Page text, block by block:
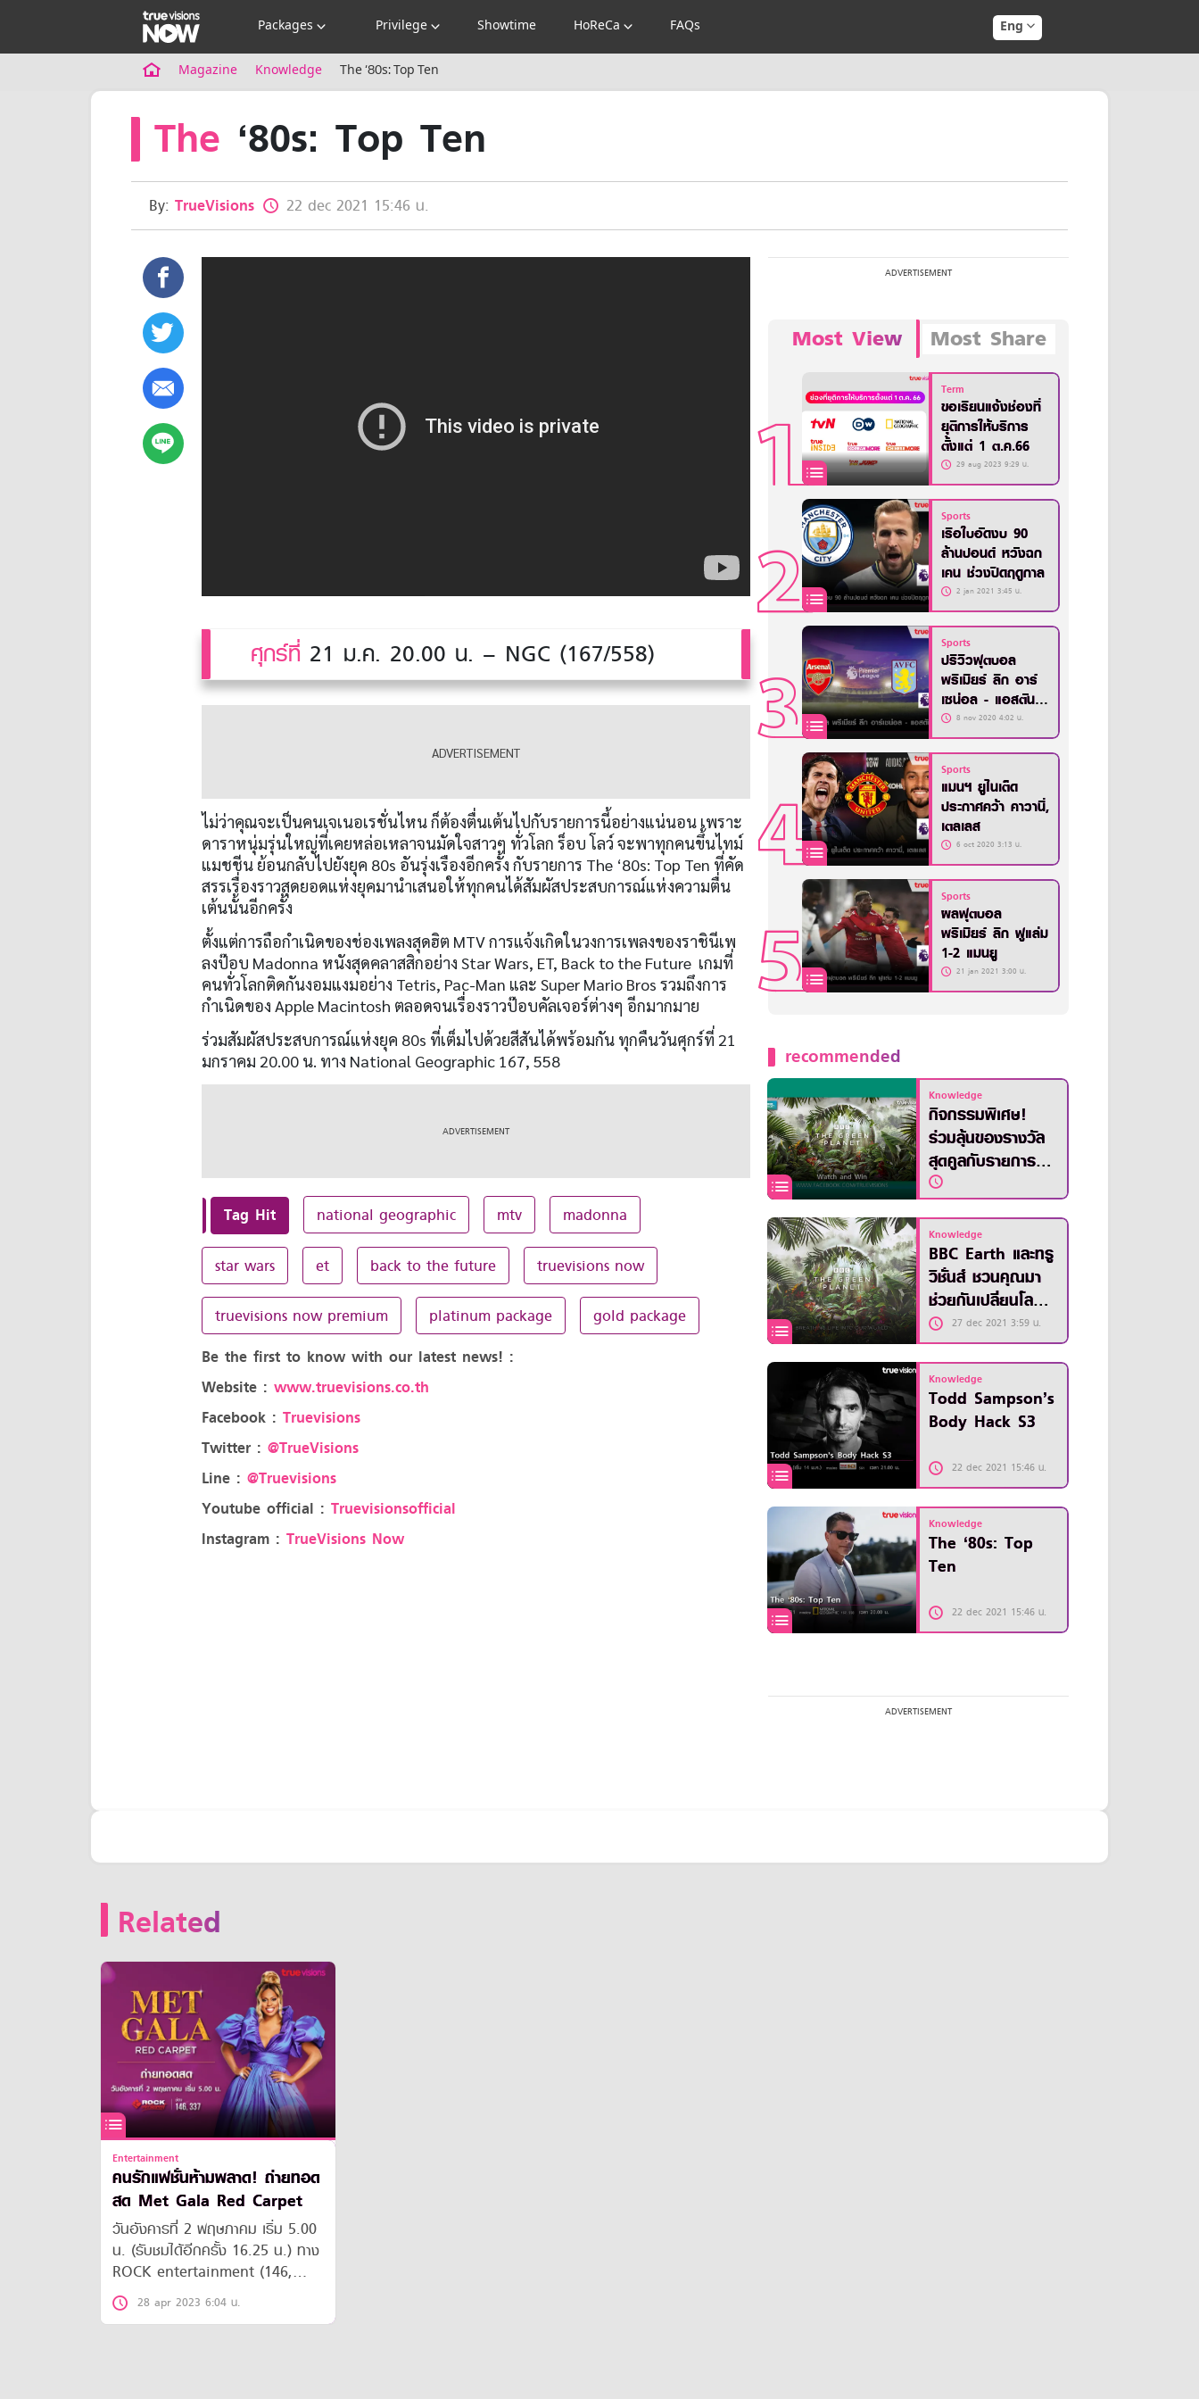
Packages Privilege Showtime HoReCa FAQs Eng
Magazine Knowledge The ‘80s: Top Ten
The ‘80s: Top Ten
By: TrueVisions 22 dec 2021 15:46 น.
ศุกร์ที่ 21 ม.ค. 20.00 น. – NGC (167/558)
ไม่ว่าคุณจะเป็นคนเจเนอเรชั่นไหน ก็ต้องตื่นเต้นไปกับรายการนี้อย่างแน่นอน เพราะ
ดาราหนุ่มรุ่นใหญ่ที่เคยหล่อเหลาจนมัดใจสาวๆ ทั่วโลก ร็อบ โลว์ จะพาทุกคนขึ้นไทม์
แมชชีน ย้อนกลับไปยังยุค 80s อันรุ่งเรืองอีกครั้ง กับรายการ The ‘80s: Top Ten ที่คัด
สรรเรื่องราวสุดยอดแห่งยุคมานำเสนอให้ทุกคนได้สัมผัสประสบการณ์แห่งความตื่น
เต้นนั้นอีกครั้ง
ตั้งแต่การถือกำเนิดของช่องเพลงสุดฮิต MTV การแจ้งเกิดในวงการเพลงของราชินีเพ
ลงป๊อบ Madonna หนังสุดคลาสสิกอย่าง Star Wars, ET, Back to the Future เกมที่
คนทั่วโลกติดกันงอมแงมอย่าง Tetris, Pac-Man และ Super Mario Bros รวมถึงการ
กำเนิดของ Apple Macintosh ตลอดจนเรื่องราวป๊อบคัลเจอร์ต่างๆ อีกมากมาย
ร่วมสัมผัสประสบการณ์แห่งยุค 80s ที่เต็มไปด้วยสีสันได้พร้อมกัน ทุกคืนวันศุกร์ที่ 21
มกราคม 20.00 น. ทาง National Geographic 167, 558
Tag Hit national geographic mtv madonna
star wars et back to the future truevisions now
truevisions now premium platinum package gold package
Be the first to know with our latest news! :
Website : www.truevisions.co.th
Facebook : Truevisions
Twitter : @TrueVisions
Line : @Truevisions
Youtube official : Truevisionsofficial
Instagram : TrueVisions Now
Most View Most Share
Term
ขอเรียนแจ้งช่องที่
ยุติการให้บริการ
ตั้งแต่ 1 ต.ค.66
29 aug 2023 9:29 น.
Sports
เรือใบอัดงบ 90
ล้านปอนด์ หวังฉก
เคน ช่วงปิดฤดูกาล
2 jan 2021 3:45 น.
Sports
ปรีวิวฟุตบอล
พรีเมียร์ ลีก อาร์
เซน่อล - แอสตัน
วิลล่า8 nov 2020 4:02 น.
Sports
แมนฯ ยูไนเต็ด
ประกาศคว้า คาวานี่,
เตลเลส
6 oct 2020 3:13 น.
Sports
ผลฟุตบอล
พรีเมียร์ ลีก ฟูแล่ม
1-2 แมนยู
21 jan 2021 3:00 น.
recommended
Knowledge
กิจกรรมพิเศษ!
ร่วมลุ้นของรางวัล
สุดคูลกับรายการ
The Green
Planet
Knowledge
BBC Earth และทรู
วิชั่นส์ ชวนคุณมา
ช่วยกันเปลี่ยนโลกใบ
นี้ให้ดีขึ้น
27 dec 2021 3:59 น.
Knowledge
Todd Sampson’s
Body Hack S3
22 dec 2021 15:46 น.
Knowledge
The ‘80s: Top
Ten
22 dec 2021 15:46 น.
Related
Entertainment
คนรักแฟชั่นห้ามพลาด! ถ่ายทอด
สด Met Gala Red Carpet
วันอังคารที่ 2 พฤษภาคม เริ่ม 5.00
น. (รับชมได้อีกครั้ง 16.25 น.) ทาง
ROCK entertainment (146,
337)28 apr 2023 6:04 น.